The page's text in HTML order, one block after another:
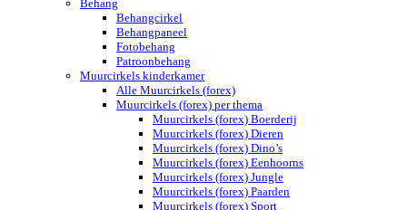
Behang
Behangcirkel
Behangpaneel
Fotobehang
Patroonbehang
Muurcirkels kinderkamer
Alle Muurcirkels (forex)
Muurcirkels (forex) per thema
Muurcirkels (forex) Boerderij
Muurcirkels (forex) Dieren
Muurcirkels (forex) Dino’s
Muurcirkels (forex) Eenhoorns
Muurcirkels (forex) Jungle
Muurcirkels (forex) Paarden
Muurcirkels (forex) Sport